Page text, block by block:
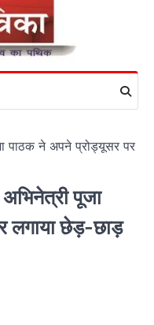
पाठक ने अपने प्रोड्यूसर पर
पूजा
लगाया छेड़-छाड़